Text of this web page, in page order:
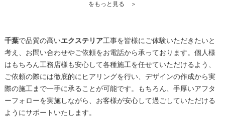
をもっと見る ＞
千葉で品質の高いエクステリア工事を皆様にご体験いただきたいと
考え、お問い合わせやご依頼をお電話から承っております。個人様
はもちろん工務店様も安心して各種施工を任せていただけるよう、
ご依頼の際には徹底的にヒアリングを行い、デザインの作成から実
際の施工まで一手に承ることが可能です。もちろん、手厚いアフタ
ーフォローを実施しながら、お客様が安心して過ごしていただける
ようにサポートいたします。